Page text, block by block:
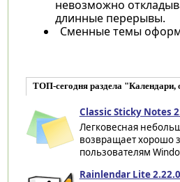
невозможно
длинные перерывы.
Сменные темы
ТОП-сегодня раздела "Календари,
Classic Sticky Notes
Легковесная
возвращает хорошо
пользователям
Rainlendar Lite